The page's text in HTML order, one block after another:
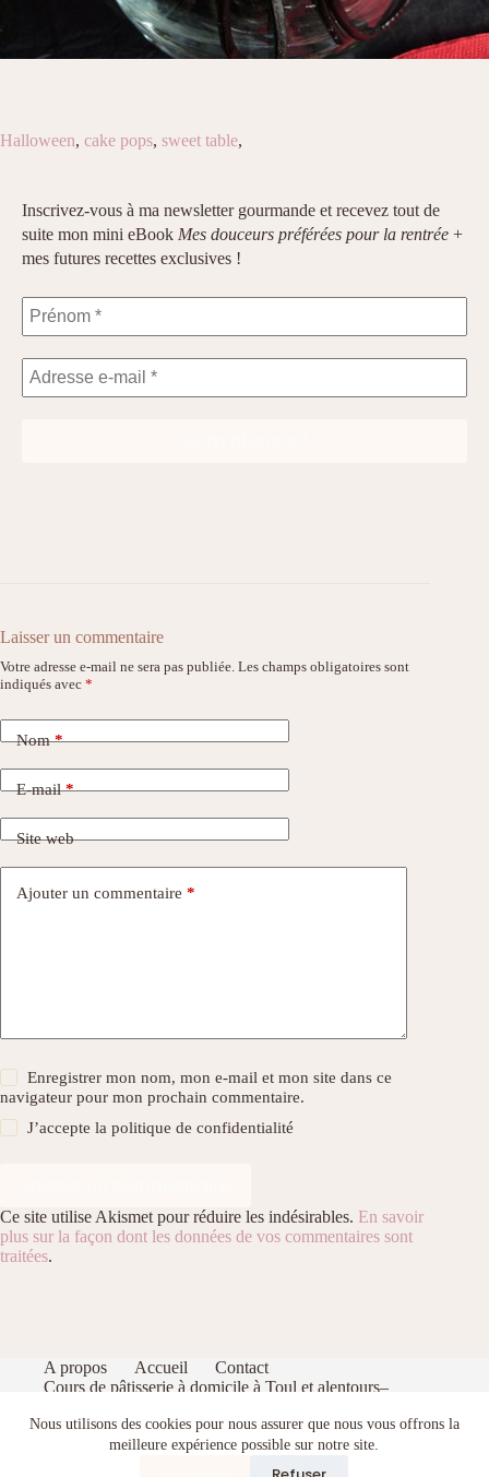
Nous utilisons des cookies pour nous assurer que nous vous offrons la
meilleure expérience possible sur notre site.
Halloween, cake pops, sweet table,
Inscrivez-vous à ma newsletter gourmande et recevez tout de
suite mon mini eBook Mes douceurs préférées pour la rentrée +
mes futures recettes exclusives !
Laisser un commentaire
Votre adresse e-mail ne sera pas publiée. Les champs obligatoires sont
indiqués avec *
Nom*
E-mail*
Site web
Ajouter un commentaire *
Enregistrer mon nom, mon e-mail et mon site dans ce
navigateur pour mon prochain commentaire.
J’accepte lapolitique de confidentialité
Ce site utilise Akismet pour réduire les indésirables. En savoir
plus sur la façon dont les données de vos commentaires sont
traitées.
A propos Accueil
Contact
Cours de pâtisserie à domicile à Toul et alentours–
Index
Politique de confidentialité
Portfolio
Recevez gratuitement mon eBook de pâtisserie : 5